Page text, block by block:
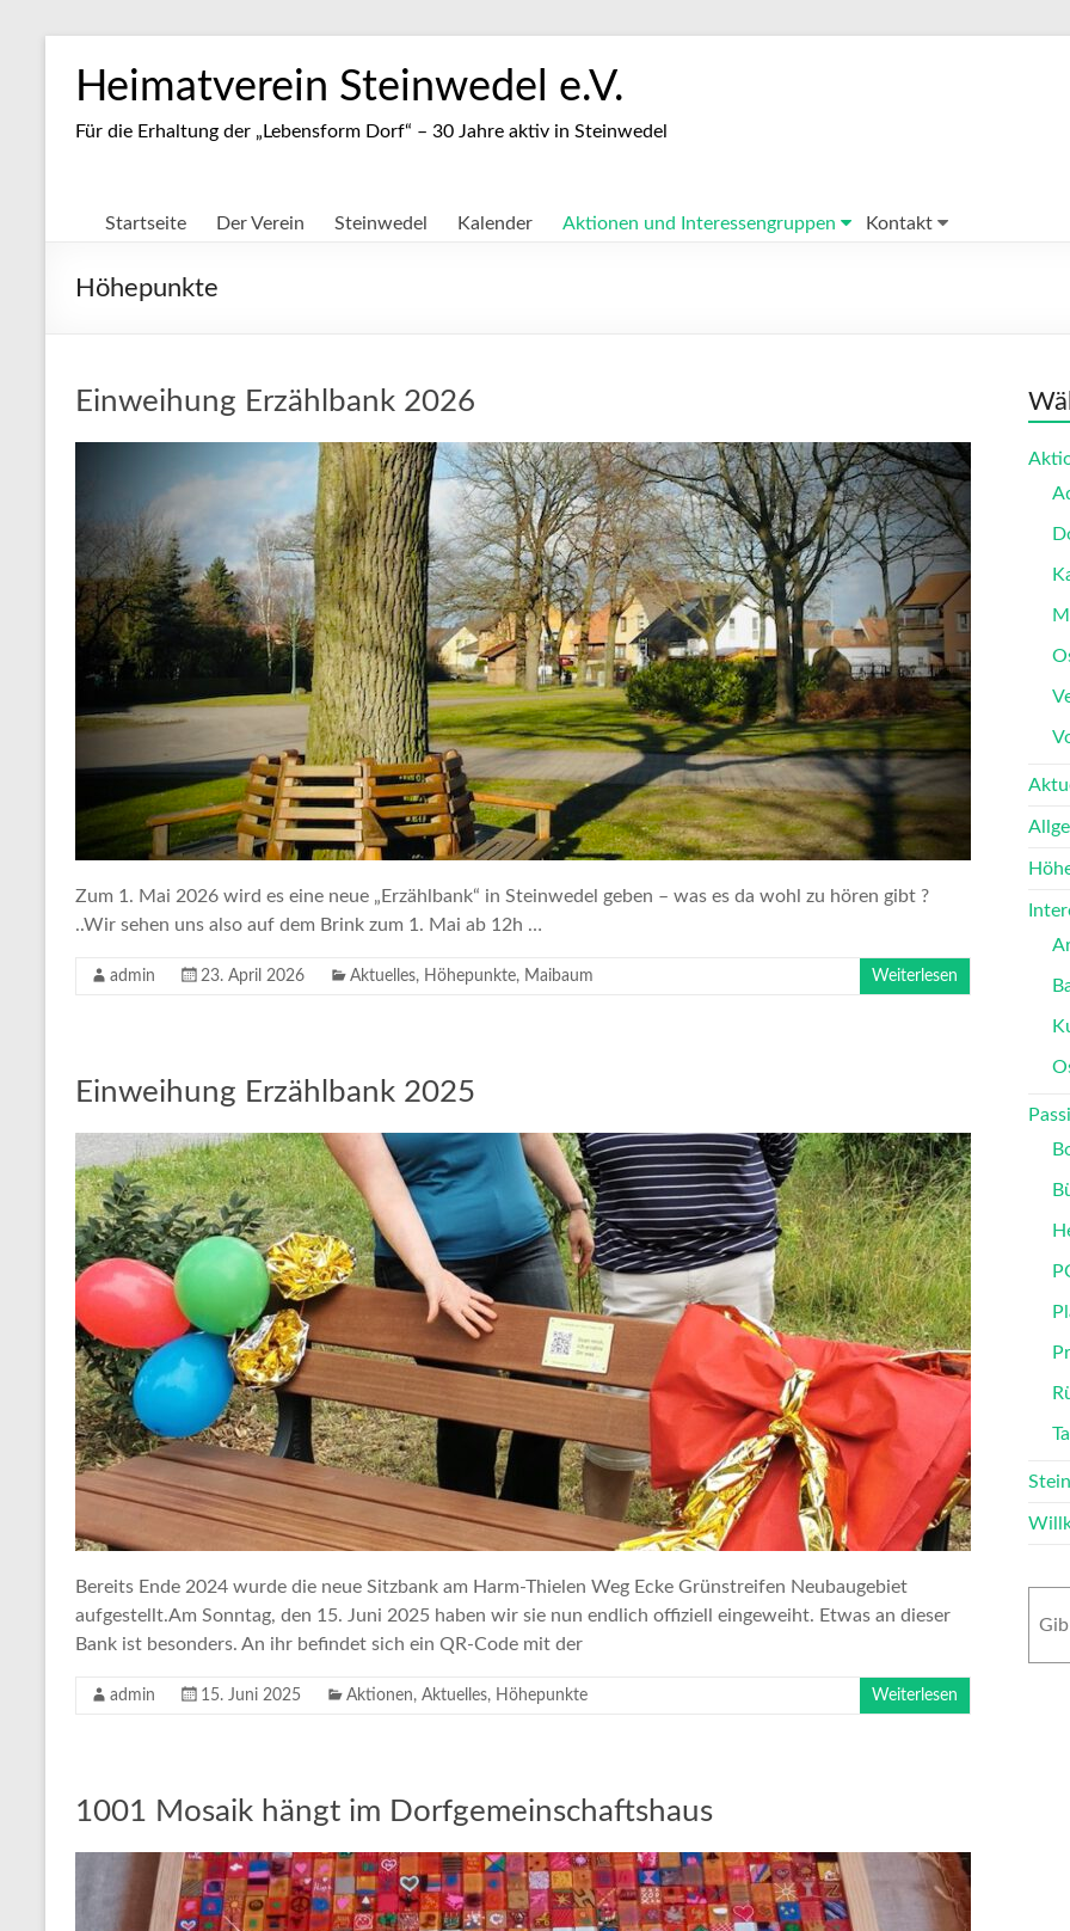
Inhalt
springenHeimatverein Steinwedel e.V.
Für die Erhaltung der „Lebensform Dorf“ – 30 Jahre aktiv in Steinwedel
Startseite Der Verein Steinwedel Kalender Aktionen und Interessengruppen Kontakt
Höhepunkte
Einweihung Erzählbank 2026
Zum 1. Mai 2026 wird es eine neue „Erzählbank“ in Steinwedel geben – was es da wohl zu hören gibt ?
..Wir sehen uns also auf dem Brink zum 1. Mai ab 12h …
admin 23. April 2026 Aktuelles, Höhepunkte, Maibaum Weiterlesen
Einweihung Erzählbank 2025
Bereits Ende 2024 wurde die neue Sitzbank am Harm-Thielen Weg Ecke Grünstreifen Neubaugebiet
aufgestellt.Am Sonntag, den 15. Juni 2025 haben wir sie nun endlich offiziell eingeweiht. Etwas an dieser
Bank ist besonders. An ihr befindet sich ein QR-Code mit der
admin 15. Juni 2025 Aktionen, Aktuelles, Höhepunkte Weiterlesen
1001 Mosaik hängt im Dorfgemeinschaftshaus